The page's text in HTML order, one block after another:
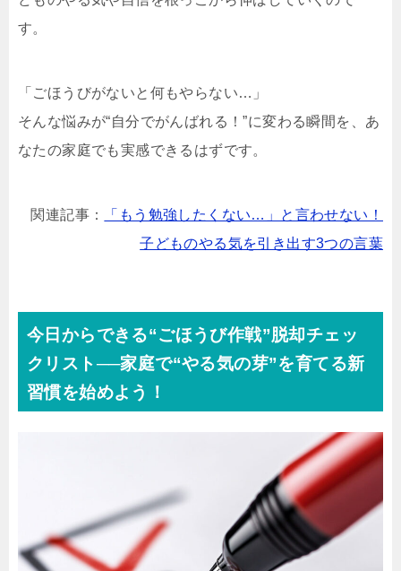
す。
「ごほうびがないと何もやらない…」
そんな悩みが“自分でがんばれる！”に変わる瞬間を、あ
なたの家庭でも実感できるはずです。
関連記事：
「もう勉強したくない…」と言わせない！
子どものやる気を引き出す3つの言葉
今日からできる“ごほうび作戦”脱却チェッ
クリスト──家庭で“やる気の芽”を育てる新
習慣を始めよう！